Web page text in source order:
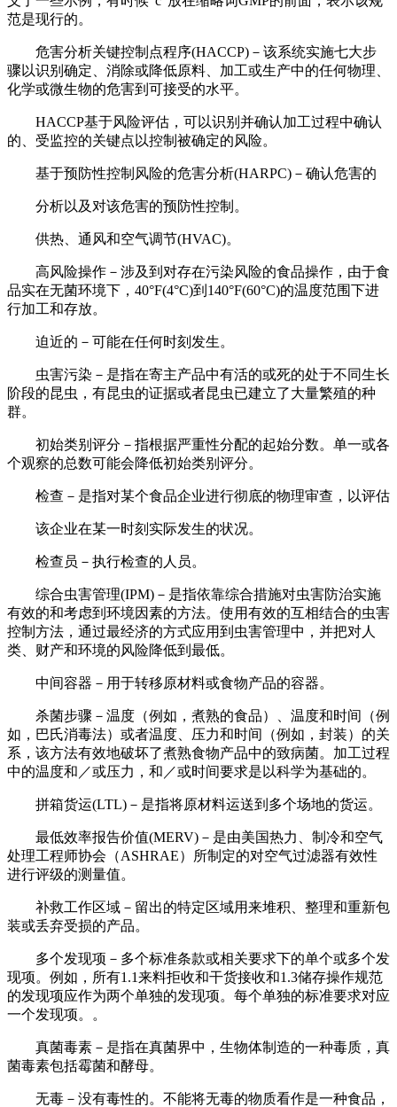
范是现行的。
危害分析关键控制点程序(HACCP)－该系统实施七大步
骤以识别确定、消除或降低原料、加工或生产中的任何物理、
化学或微生物的危害到可接受的水平。
HACCP基于风险评估，可以识别并确认加工过程中确认
的、受监控的关键点以控制被确定的风险。
基于预防性控制风险的危害分析(HARPC)－确认危害的
分析以及对该危害的预防性控制。
供热、通风和空气调节(HVAC)。
高风险操作－涉及到对存在污染风险的食品操作，由于食
品实在无菌环境下，40°F(4°C)到140°F(60°C)的温度范围下进
行加工和存放。
迫近的－可能在任何时刻发生。
虫害污染－是指在寄主产品中有活的或死的处于不同生长
阶段的昆虫，有昆虫的证据或者昆虫已建立了大量繁殖的种
群。
初始类别评分－指根据严重性分配的起始分数。单一或各
个观察的总数可能会降低初始类别评分。
检查－是指对某个食品企业进行彻底的物理审查，以评估
该企业在某一时刻实际发生的状况。
检查员－执行检查的人员。
综合虫害管理(IPM)－是指依靠综合措施对虫害防治实施
有效的和考虑到环境因素的方法。使用有效的互相结合的虫害
控制方法，通过最经济的方式应用到虫害管理中，并把对人
类、财产和环境的风险降低到最低。
中间容器－用于转移原材料或食物产品的容器。
杀菌步骤－温度（例如，煮熟的食品）、温度和时间（例
如，巴氏消毒法）或者温度、压力和时间（例如，封装）的关
系，该方法有效地破坏了煮熟食物产品中的致病菌。加工过程
中的温度和／或压力，和／或时间要求是以科学为基础的。
拼箱货运(LTL)－是指将原材料运送到多个场地的货运。
最低效率报告价值(MERV)－是由美国热力、制冷和空气
处理工程师协会（ASHRAE）所制定的对空气过滤器有效性
进行评级的测量值。
补救工作区域－留出的特定区域用来堆积、整理和重新包
装或丢弃受损的产品。
多个发现项－多个标准条款或相关要求下的单个或多个发
现项。例如，所有1.1来料拒收和干货接收和1.3储存操作规范
的发现项应作为两个单独的发现项。每个单独的标准要求对应
一个发现项。。
真菌毒素－是指在真菌界中，生物体制造的一种毒质，真
菌毒素包括霉菌和酵母。
无毒－没有毒性的。不能将无毒的物质看作是一种食品，